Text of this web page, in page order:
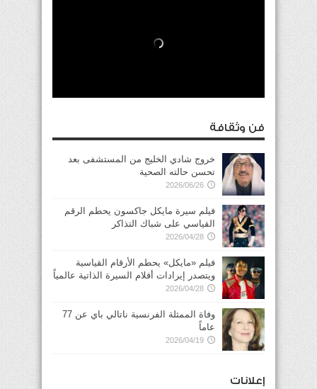
فن وثقافة
خروج شادي الخليج من المستشفى بعد
تحسن حالته الصحية
2026/06/26
فيلم سيرة مايكل جاكسون يحطم الرقم
القياسي على شباك التذاكر
2026/04/28
فيلم «مايكل» يحطم الأرقام القياسية
ويتصدر إيرادات أفلام السيرة الذاتية عالمياً
2026/04/28
وفاة الممثلة الفرنسية ناتالي باي عن 77
عاماً
2026/04/19
إعلانات